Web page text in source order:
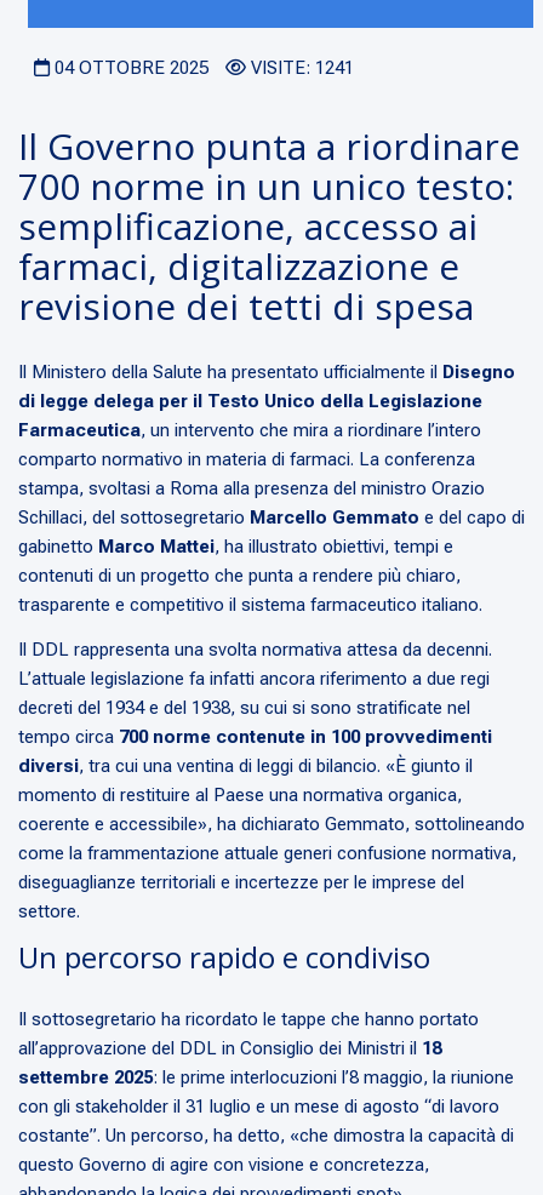
04 OTTOBRE 2025 VISITE: 1241
Il Governo punta a riordinare
700 norme in un unico testo:
semplificazione, accesso ai
farmaci, digitalizzazione e
revisione dei tetti di spesa
Il Ministero della Salute ha presentato ufficialmente il Disegno
di legge delega per il Testo Unico della Legislazione
Farmaceutica, un intervento che mira a riordinare l’intero
comparto normativo in materia di farmaci. La conferenza
stampa, svoltasi a Roma alla presenza del ministro Orazio
Schillaci, del sottosegretario Marcello Gemmato e del capo di
gabinetto Marco Mattei, ha illustrato obiettivi, tempi e
contenuti di un progetto che punta a rendere più chiaro,
trasparente e competitivo il sistema farmaceutico italiano.
Il DDL rappresenta una svolta normativa attesa da decenni.
L’attuale legislazione fa infatti ancora riferimento a due regi
decreti del 1934 e del 1938, su cui si sono stratificate nel
tempo circa 700 norme contenute in 100 provvedimenti
diversi, tra cui una ventina di leggi di bilancio. «È giunto il
momento di restituire al Paese una normativa organica,
coerente e accessibile», ha dichiarato Gemmato, sottolineando
come la frammentazione attuale generi confusione normativa,
diseguaglianze territoriali e incertezze per le imprese del
settore.
Un percorso rapido e condiviso
Il sottosegretario ha ricordato le tappe che hanno portato
all’approvazione del DDL in Consiglio dei Ministri il 18
settembre 2025: le prime interlocuzioni l’8 maggio, la riunione
con gli stakeholder il 31 luglio e un mese di agosto “di lavoro
costante”. Un percorso, ha detto, «che dimostra la capacità di
questo Governo di agire con visione e concretezza,